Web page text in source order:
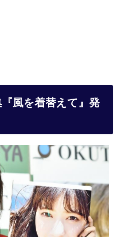
風を着替えて』発